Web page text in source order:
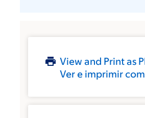
View and Print as
Ver e imprimir